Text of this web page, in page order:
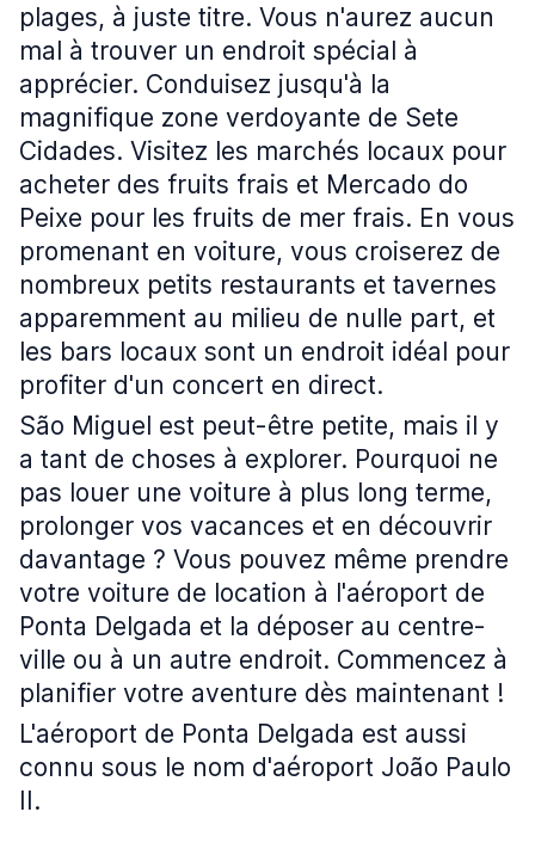
plages, à juste titre. Vous n'aurez aucun
mal à trouver un endroit spécial à
apprécier. Conduisez jusqu'à la
magnifique zone verdoyante de Sete
Cidades. Visitez les marchés locaux pour
acheter des fruits frais et Mercado do
Peixe pour les fruits de mer frais. En vous
promenant en voiture, vous croiserez de
nombreux petits restaurants et tavernes
apparemment au milieu de nulle part, et
les bars locaux sont un endroit idéal pour
profiter d'un concert en direct.
São Miguel est peut-être petite, mais il y
a tant de choses à explorer. Pourquoi ne
pas louer une voiture à plus long terme,
prolonger vos vacances et en découvrir
davantage ? Vous pouvez même prendre
votre voiture de location à l'aéroport de
Ponta Delgada et la déposer au centre-
ville ou à un autre endroit. Commencez à
planifier votre aventure dès maintenant !
L'aéroport de Ponta Delgada est aussi
connu sous le nom d'aéroport João Paulo
II.